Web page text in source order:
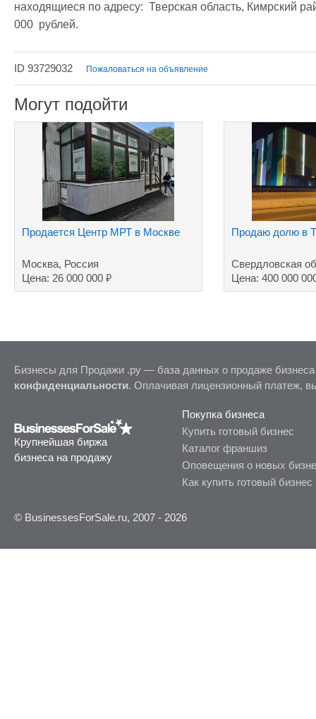
находящиеся по адресу:  Тверская область, Кимрский
000  рублей.
ID 93729032 Пожаловаться на объявление
Могут подойти
Продается Центр МРТ в Москве
Москва, Россия
Цена: 26 000 000 ₽
Продаю долю в
Свердловская
Цена: 400 000
Бизнесы для Продажи .ру — база данных о продаже
конфиденциальности. Оплачивая лицензионный платеж,
Крупнейшая биржа
бизнеса на продажу
Покупка бизнеса
Купить готовый бизнес
Каталог франшиз
Оповещения о новых
Как купить готовый бизнес
© BusinessesForSale.ru, 2007 - 2026